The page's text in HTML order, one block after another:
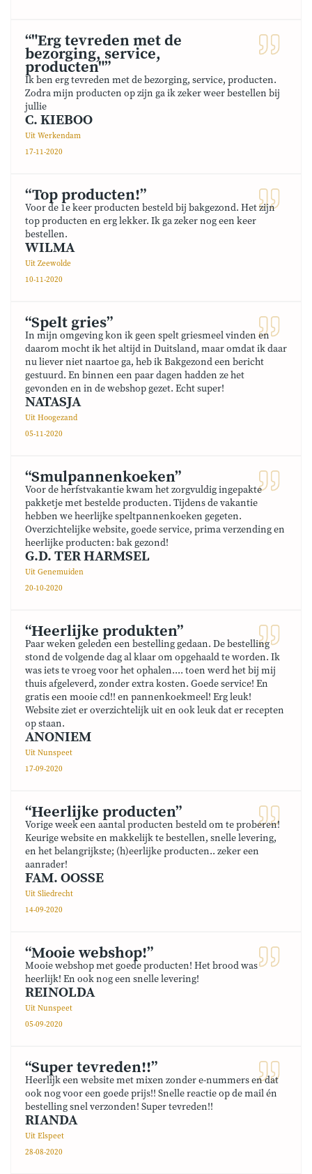
“"Erg tevreden met de
bezorging, service,
producten"”
Ik ben erg tevreden met de bezorging, service, producten.
Zodra mijn producten op zijn ga ik zeker weer bestellen bij
jullie
C. KIEBOO
Uit Werkendam
17-11-2020
“Top producten!”
Voor de 1e keer producten besteld bij bakgezond. Het zijn
top producten en erg lekker. Ik ga zeker nog een keer
bestellen.
WILMA
Uit Zeewolde
10-11-2020
“Spelt gries”
In mijn omgeving kon ik geen spelt griesmeel vinden en
daarom mocht ik het altijd in Duitsland, maar omdat ik daar
nu liever niet naartoe ga, heb ik Bakgezond een bericht
gestuurd. En binnen een paar dagen hadden ze het
gevonden en in de webshop gezet. Echt super!
NATASJA
Uit Hoogezand
05-11-2020
“Smulpannenkoeken”
Voor de herfstvakantie kwam het zorgvuldig ingepakte
pakketje met bestelde producten. Tijdens de vakantie
hebben we heerlijke speltpannenkoeken gegeten.
Overzichtelijke website, goede service, prima verzending en
heerlijke producten: bak gezond!
G.D. TER HARMSEL
Uit Genemuiden
20-10-2020
“Heerlijke produkten”
Paar weken geleden een bestelling gedaan. De bestelling
stond de volgende dag al klaar om opgehaald te worden. Ik
was iets te vroeg voor het ophalen.... toen werd het bij mij
thuis afgeleverd, zonder extra kosten. Goede service! En
gratis een mooie cd!! en pannenkoekmeel! Erg leuk!
Website ziet er overzichtelijk uit en ook leuk dat er recepten
op staan.
ANONIEM
Uit Nunspeet
17-09-2020
“Heerlijke producten”
Vorige week een aantal producten besteld om te proberen!
Keurige website en makkelijk te bestellen, snelle levering,
en het belangrijkste; (h)eerlijke producten.. zeker een
aanrader!
FAM. OOSSE
Uit Sliedrecht
14-09-2020
“Mooie webshop!”
Mooie webshop met goede producten! Het brood was
heerlijk! En ook nog een snelle levering!
REINOLDA
Uit Nunspeet
05-09-2020
“Super tevreden!!”
Heerlijk een website met mixen zonder e-nummers en dat
ook nog voor een goede prijs!! Snelle reactie op de mail én
bestelling snel verzonden! Super tevreden!!
RIANDA
Uit Elspeet
28-08-2020